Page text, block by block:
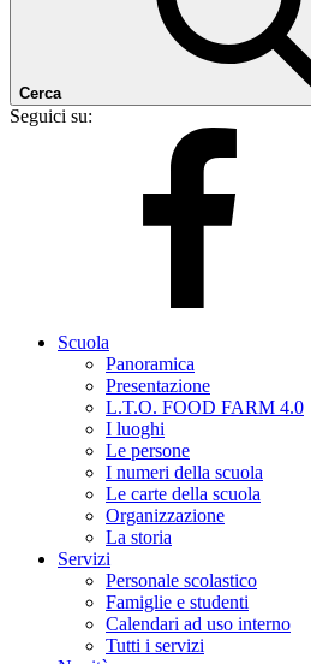
Cerca
Seguici su:
Scuola
Panoramica
Presentazione
L.T.O. FOOD FARM 4.0
I luoghi
Le persone
I numeri della scuola
Le carte della scuola
Organizzazione
La storia
Servizi
Personale scolastico
Famiglie e studenti
Calendari ad uso interno
Tutti i servizi